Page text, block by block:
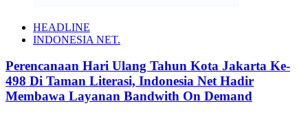
HEADLINE
INDONESIA NET.
Perencanaan Hari Ulang Tahun Kota Jakarta Ke-
498 Di Taman Literasi, Indonesia Net Hadir
Membawa Layanan Bandwith On Demand